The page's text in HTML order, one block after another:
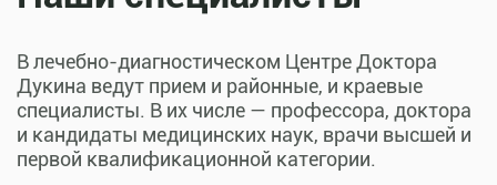
В лечебно-диагностическом Центре Доктора
Дукина ведут прием и районные, и краевые
специалисты. В их числе — профессора, доктора
и кандидаты медицинских наук, врачи высшей и
первой квалификационной категории.